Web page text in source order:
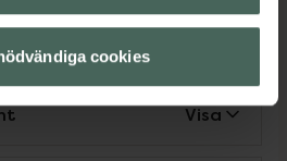
cookies
Visa